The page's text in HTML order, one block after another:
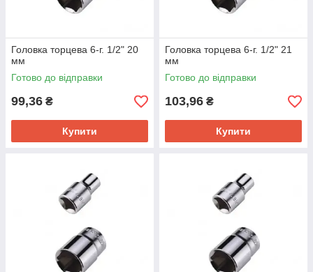
Головка торцева 6-г. 1/2" 20
мм
Готово до відправки
99,36 ₴
Купити
Головка торцева 6-г. 1/2" 21
мм
Готово до відправки
103,96 ₴
Купити